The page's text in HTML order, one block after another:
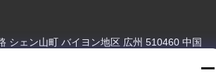
シェン山町 バイヨン地区 広州 510460 中国